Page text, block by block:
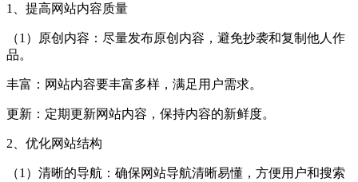
1、提高网站内容质量
（1）原创内容：尽量发布原创内容，避免抄袭和复制他人作
品。
丰富：网站内容要丰富多样，满足用户需求。
更新：定期更新网站内容，保持内容的新鲜度。
2、优化网站结构
（1）清晰的导航：确保网站导航清晰易懂，方便用户和搜索